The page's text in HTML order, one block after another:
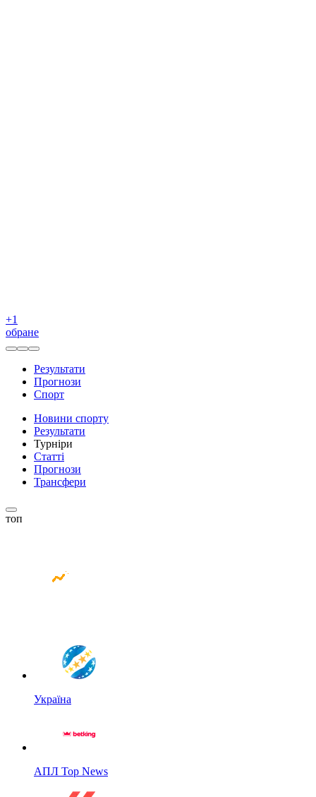
+1
обране
Результати
Прогнози
Спорт
Новини спорту
Результати
Турніри
Статті
Прогнози
Трансфери
топ
Україна
АПЛ Top News